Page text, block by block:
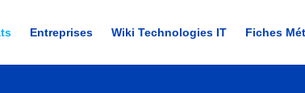
Entreprises Wiki Technologies IT Fiches